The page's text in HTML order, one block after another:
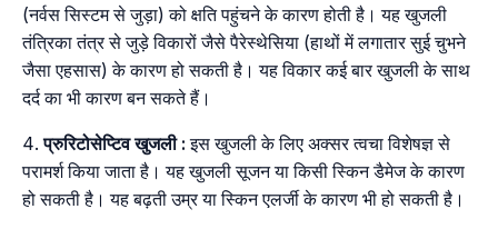
(नर्वस सिस्टम से जुड़ा) को क्षति पहुंचने के कारण होती है। यह खुजली
तंत्रिका तंत्र से जुड़े विकारों जैसे पैरेस्थेसिया (हाथों में लगातार सुई चुभने
जैसा एहसास) के कारण हो सकती है। यह विकार कई बार खुजली के साथ
दर्द का भी कारण बन सकते हैं।
प्रुरिटोसेप्टिव खुजली: इस खुजली के लिए अक्सर त्वचा विशेषज्ञ से
परामर्श किया जाता है। यह खुजली सूजन या किसी स्किन डैमेज के कारण
हो सकती है। यह बढ़ती उम्र या स्किन एलर्जी के कारण भी हो सकती है।